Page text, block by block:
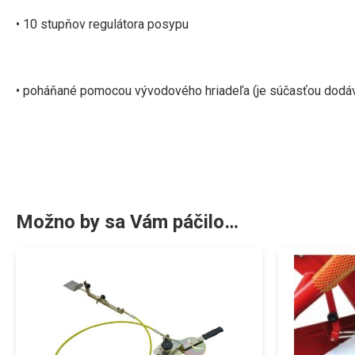
• 10 stupňov regulátora posypu
• poháňané pomocou vývodového hriadeľa (je súčasťou
Možno by sa Vám páčilo…